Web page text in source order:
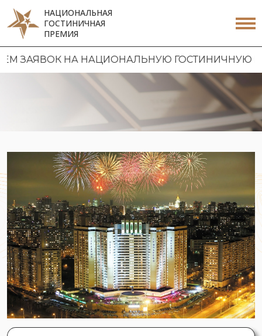
НАЦИОНАЛЬНАЯ
ГОСТИНИЧНАЯ
ПРЕМИЯ
ГОСТИНИЧНУЮ ПРЕМИЮ 2026